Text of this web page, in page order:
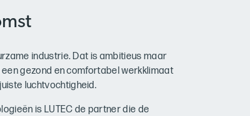
industrie. Dat is ambitieus maar
gezond en comfortabel werkklimaat
luchtvochtigheid.
is LUTEC de partner die de